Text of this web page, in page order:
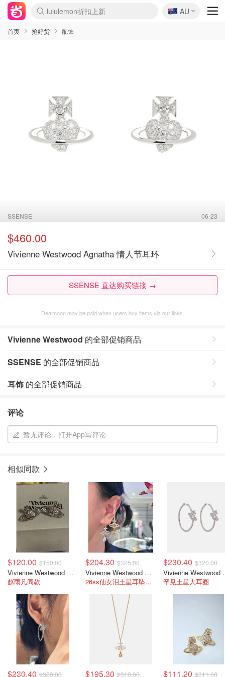
Sasa美妆护肤3.5折
SSENSE年中3折
FreshBeauty好价汇总
Cettire降价+叠9折
WWS Coles超市实拍
viagogo二手票捡漏
Myer超级周末1折
The Outnet奢牌1折起
David Jones 3折起
Flannels大牌1折
Perfumes Club护肤1折
AMIRO返校季6.2折
Amazon折扣汇总
eToro入金$200送$50
Amazon数码好物
ICONIC本周7.5折
ThedoubleF高奢地板价
Moose Knuckles 6折
丝芙兰5折起
EUFY官网3.7折起
Selenichast首饰2折
Trip机票酒店促销
YSL送5件彩妆礼
Amazon家居好物
Amazon美妆护肤
雅漾大喷$8
过敏原检测盒$33
伊索独家赠50ml沐浴露
科颜氏清仓3折
SEALIFE海洋馆门票6折
丝塔芙大白罐$16
订阅Newsletter送香薰
Cult Beauty 6.8折
Harrods圣诞日历2.3折
LN-CC奢牌私促3折
d'Alba空姐喷雾$16
EVE LOM套装逆天2折
Bernardelli独家4折
Adore Beauty 6折起
CT圣诞日历
Mytheresa奢品2.7折
Luxury Escapes 9折
Currentbody美容仪9折
MOON Garden Live
Roborock扫地机3.7折
Tingo Life水杯$24
Valentino官网5折
CR洗发护发6.3折
修丽可套装7.4折
Myer彩妆2件7折
GANNI官网4.5折
Stylevana韩妆4折
Tessabit高奢8.5折
OGX洗护4折
Amazon阿德莱德次日达
卡诗8.5折+赠礼
Philips Hue灯具8折
🇦🇺
AU
首页 抢好货 配饰
SSENSE 06-23
$460.00
Vivienne Westwood Agnatha 情人节耳环
SSENSE 直达购买链接 →
Dealmoon may be paid when users buy items via our links.
Vivienne Westwood 的全部促销商品
SSENSE 的全部促销商品
耳饰 的全部促销商品
评论
暂无评论，打开App写评论
相似同款
$120.00 $150.00
Vivienne Westwood 土星耳环
赵雨凡同款
$204.30 $325.00
Vivienne Westwood Olympia 镶饰耳环
26ss仙女泪土星耳坠！绝美！
$230.40 $320.00
罕见土星大耳圈
$230.40 $320.00 $195.30 $310.00 $111.20 $311.00